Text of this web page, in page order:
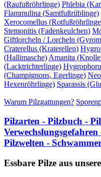
(Raufußröhrlinge) Phlebia
Flammulina (Samtfußrüblinge)
Xerocomellus
Stemonitis (Fadenkeulchen)
Giftlorcheln / Lorcheln
Craterellus (Kraterellen)
(Hallimasche) Amanita
(Lacktrichterlinge)
(Champignons, Egerlinge)
Hexenröhrlinge) Sparassis
Warum Pilzgattungen?
Pilzarten - Pilzbuch -
Pilzwelten -
Essbare Pilze aus